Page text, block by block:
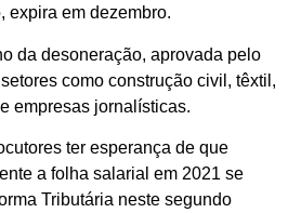
expira em dezembro.
da desoneração, aprovada pelo
como construção civil, têxtil,
empresas jornalísticas.
ter esperança de que
a folha salarial em 2021 se
Tributária neste segundo